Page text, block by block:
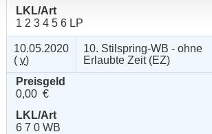
LKL/Art
1 2 3 4 5 6 LP
10.05.2020
( v)
10. Stilspring-WB - ohne
Erlaubte Zeit (EZ)
Preisgeld
0,00 €
LKL/Art
6 7 0 WB